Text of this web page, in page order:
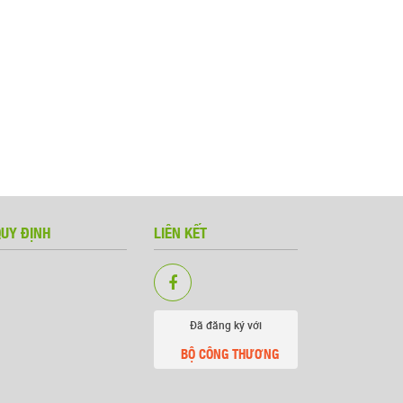
ĐỊNH LIÊN KẾT
Đã đăng ký với
BỘ CÔNG THƯƠNG